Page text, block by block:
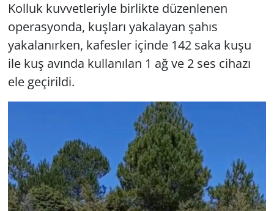
Kolluk kuvvetleriyle birlikte düzenlenen
operasyonda, kuşları yakalayan şahıs
yakalanırken, kafesler içinde 142 saka kuşu
ile kuş avında kullanılan 1 ağ ve 2 ses cihazı
ele geçirildi.